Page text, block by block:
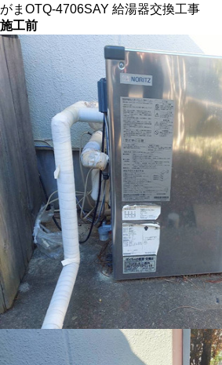
がまOTQ-4706SAY 給湯器交換工事
施工前